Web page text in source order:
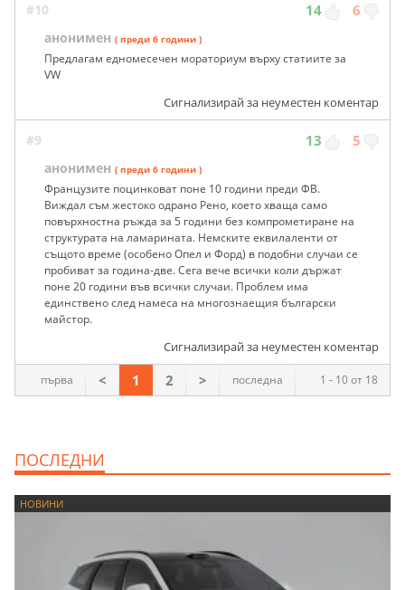
#10 14 6
анонимен ( преди 6 години )
Предлагам едномесечен мораториум върху статиите за
VW
Сигнализирай за неуместен коментар
#9 13 5
анонимен ( преди 6 години )
Французите поцинковат поне 10 години преди ФВ.
Виждал съм жестоко одрано Рено, което хваща само
повърхностна ръжда за 5 години без компрометиране на
структурата на ламарината. Немските еквилаленти от
същото време (особено Опел и Форд) в подобни случаи се
пробиват за година-две. Сега вече всички коли държат
поне 20 години във всички случаи. Проблем има
единствено след намеса на многознаещия български
майстор.
Сигнализирай за неуместен коментар
1 - 10 от 18
първа < 1 2 > последна
ПОСЛЕДНИ
НОВИНИ